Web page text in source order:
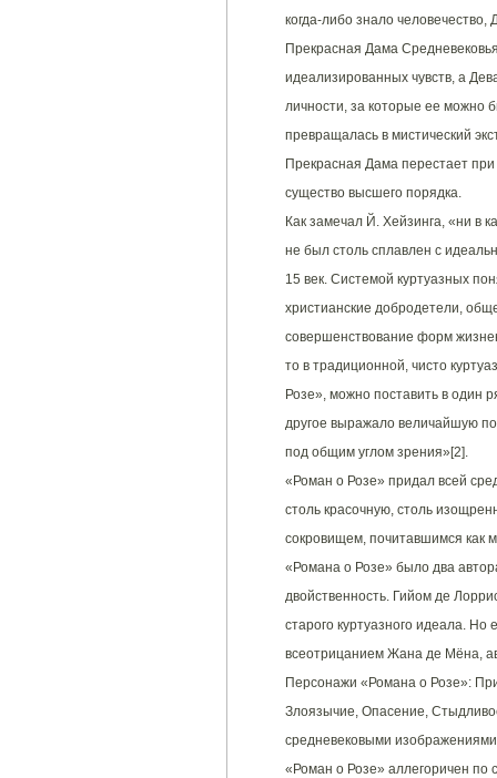
когда-либо знало
Прекрасная Дама
идеализированных чувств, а
личности, за которые ее можно
превращалась в мистический
Прекрасная Дама перестает
существо высшего порядка.
Как замечал Й. Хейзинга, «ни в
не был столь сплавлен с
15 век. Системой куртуазных
христианские добродетели,
совершенствование форм
то в традиционной, чисто
Розе», можно поставить в один
другое выражало величайшую
под общим углом зрения»[2].
«Роман о Розе» придал всей
столь красочную, столь
сокровищем, почитавшимся как
«Романа о Розе» было два
двойственность. Гийом де
старого куртуазного идеала.
всеотрицанием Жана де Мёна,
Персонажи «Романа о Розе»:
Злоязычие, Опасение,
средневековыми
«Роман о Розе» аллегоричен по